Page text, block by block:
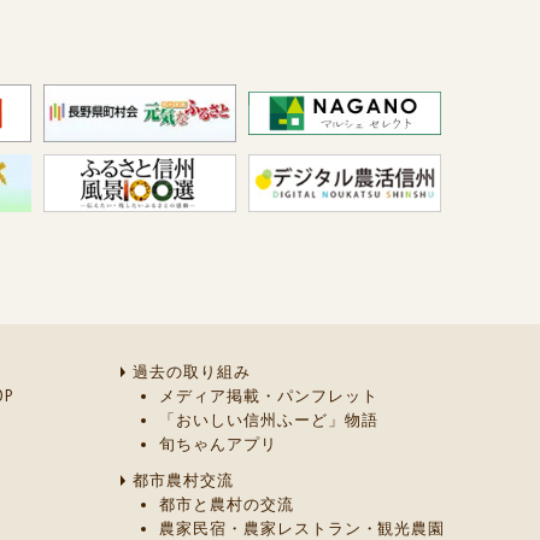
過去の取り組み
メディア掲載・パンフレット
「おいしい信州ふーど」物語
旬ちゃんアプリ
都市農村交流
都市と農村の交流
農家民宿・農家レストラン・観光農園